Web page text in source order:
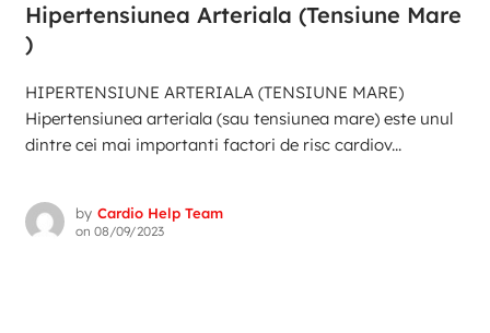
Hipertensiunea Arteriala (Tensiune Mare
)
HIPERTENSIUNE ARTERIALA (TENSIUNE MARE)
Hipertensiunea arteriala (sau tensiunea mare) este unul
dintre cei mai importanti factori de risc cardiov...
by Cardio Help Team
on 08/09/2023